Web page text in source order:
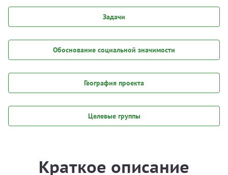
Задачи
Обоснование социальной значимости
География проекта
Целевые группы
Краткое описание